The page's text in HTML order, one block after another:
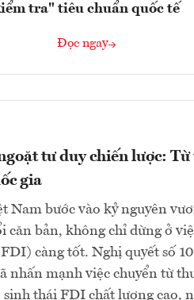
tra" tiêu chuẩn quốc tế
Đọc ngay
tư duy chiến lược:
gia
Nam bước vào kỷ nguyên
căn bản, không chỉ dừng ở
càng tốt. Nghị quyết số
nhấn mạnh việc chuyển từ
sinh thái FDI chất lượng cao,